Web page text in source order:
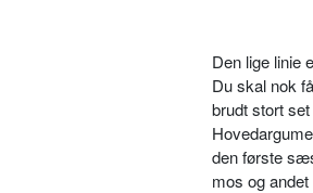
Den lige linie
Du skal nok
brudt stort
den første
mos og